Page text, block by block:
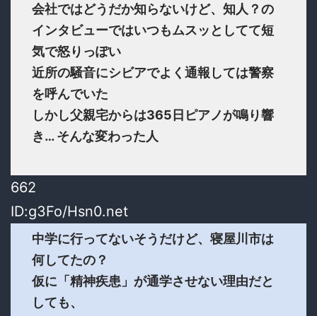
会社ではどうだか知らないけど、知人？の
インタビューではいつもムスッとしてて短
気で怒りっぽい
近所の騒音にシビアでよく通報しては警察
を呼んでいた
しかし父親宅からは365日ピアノが鳴り響
き… そんな変わった人
662
ID:g3Fo/Hsn0.net
中学に行ってないそうだけど、寝屋川市は
何してたの？
仮に「精神疾患」が通学させない理由だと
しても、